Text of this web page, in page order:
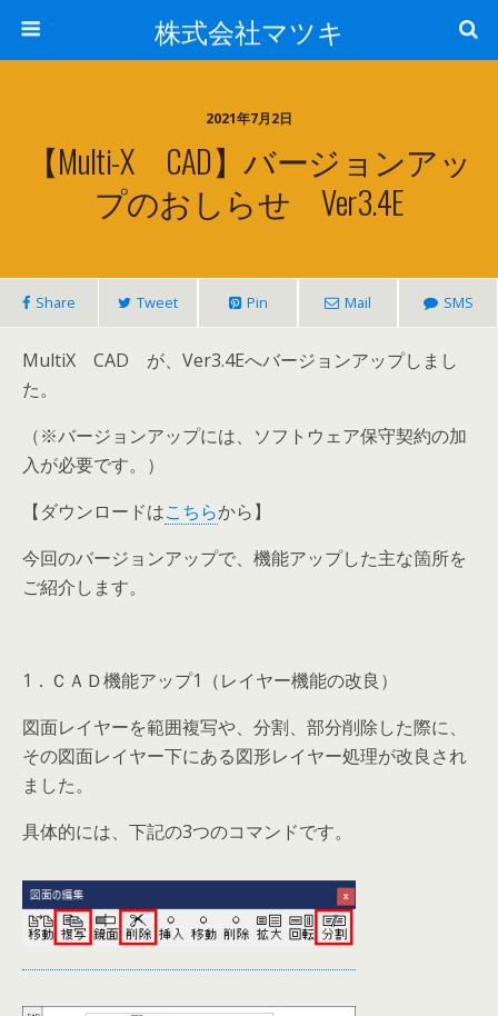
株式会社マツキ
2021年7月2日
【Multi-X CAD】バージョンアッ
プのおしらせ Ver3.4E
Share Tweet Pin Mail SMS
MultiX CAD が、Ver3.4Eへバージョンアップしまし
た。
（※バージョンアップには、ソフトウェア保守契約の加
入が必要です。）
【ダウンロードはこちらから】
今回のバージョンアップで、機能アップした主な箇所を
ご紹介します。
1．ＣＡＤ機能アップ1（レイヤー機能の改良）
図面レイヤーを範囲複写や、分割、部分削除した際に、
その図面レイヤー下にある図形レイヤー処理が改良され
ました。
具体的には、下記の3つのコマンドです。